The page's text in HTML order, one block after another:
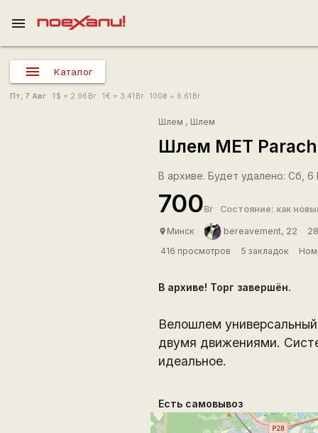
menu
Каталог
Пт, 7 Авг 1 $ = 2.96 Br 1€ = 3.41 Br 100₴ = 6.61 Br
Шлем , Шлем
Шлем MET
В архиве. Будет удалено: Сб, 6
700Br Состояние: как
place Минск bereavement, 22
416 просмотров
5 закладок
В архиве! Торг завершён.
Велошлем
двумя движениями.
идеальное.
Есть самовывоз